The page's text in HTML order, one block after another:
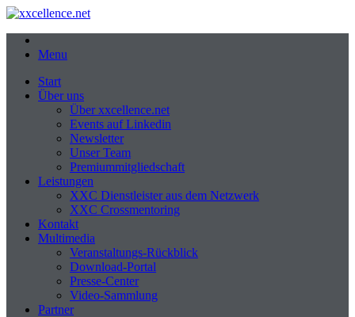
Menu
Start
Über uns
Über xxcellence.net
Events auf Linkedin
Newsletter
Unser Team
Premiummitgliedschaft
Leistungen
XXC Dienstleister aus dem Netzwerk
XXC Crossmentoring
Kontakt
Multimedia
Veranstaltungs-Rückblick
Download-Portal
Presse-Center
Video-Sammlung
Partner